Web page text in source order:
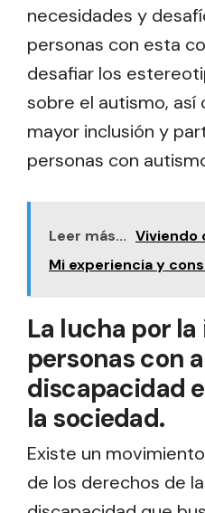
necesidades y
personas con esta
desafiar los
sobre el autismo,
mayor inclusión y
personas con
Leer más... Viviendo
Mi experiencia y
La lucha por
personas con
discapacidad
la sociedad.
Existe un
de los derechos de